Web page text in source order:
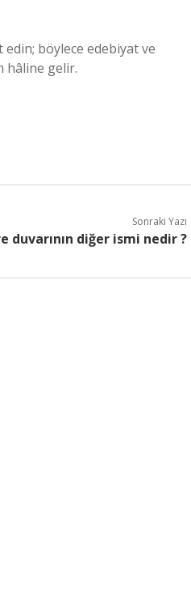
edin; böylece edebiyat ve
hâline gelir.
Sonraki Yazı
duvarının diğer ismi nedir ?